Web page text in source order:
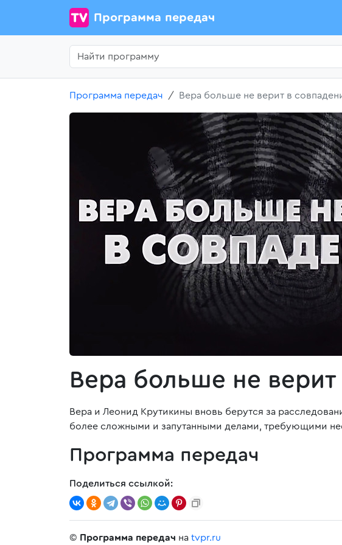
Программа передач
Программа передач Вера больше не верит в
Вера больше не верит
Вера и Леонид Крутикины вновь берутся за
более сложными и запутанными делами, требующими
Программа передач
Поделиться ссылкой:
© Программа передач на tvpr.ru